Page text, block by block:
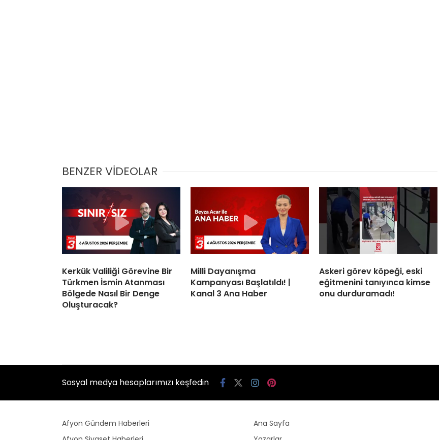
BENZER VİDEOLAR
Kerkük Valiliği Görevine Bir
Türkmen İsmin Atanması
Bölgede Nasıl Bir Denge
Oluşturacak?
Milli Dayanışma
Kampanyası Başlatıldı! |
Kanal 3 Ana Haber
Askeri görev köpeği, eski
eğitmenini tanıyınca kimse
onu durduramadı!
Sosyal medya hesaplarımızı keşfedin
Afyon Gündem Haberleri
Ana Sayfa